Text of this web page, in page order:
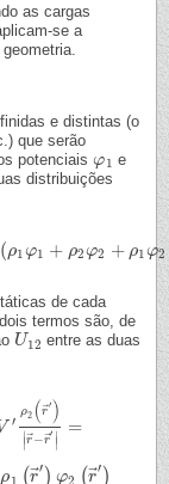
as cargas
se a
e distintas (o
que serão
potenciaisφ1
φ1 e
distribuições
(ρ1φ1 + ρ2φ2 + ρ1φ2
φ 2+ ρ2φ 1)
de cada
termos são, de
U12
U12 entre as duas
′
ρ2 ( r⃗′ )
∣∣r⃗−r⃗′ ∣∣
=
′)| r→−r→′ =
ρ1 (r⃗′ ) φ2 (r⃗′ )
(r→′)φ 2 (r→ )